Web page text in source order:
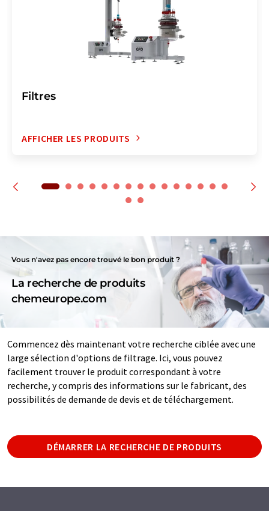
Filtres
AFFICHER LES PRODUITS
Vous n'avez pas encore trouvé le bon produit ?
La recherche de produits
chemeurope.com
Commencez dès maintenant votre recherche ciblée avec une
large sélection d'options de filtrage. Ici, vous pouvez
facilement trouver le produit correspondant à votre
recherche, y compris des informations sur le fabricant, des
possibilités de demande de devis et de téléchargement.
DÉMARRER LA RECHERCHE DE PRODUITS